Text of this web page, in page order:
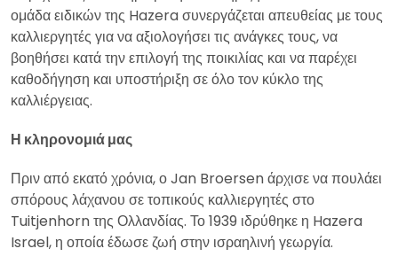
ομάδα ειδικών της Hazera συνεργάζεται απευθείας με τους
καλλιεργητές για να αξιολογήσει τις ανάγκες τους, να
βοηθήσει κατά την επιλογή της ποικιλίας και να παρέχει
καθοδήγηση και υποστήριξη σε όλο τον κύκλο της
καλλιέργειας.
Η κληρονομιά μας
Πριν από εκατό χρόνια, ο Jan Broersen άρχισε να πουλάει
σπόρους λάχανου σε τοπικούς καλλιεργητές στο
Tuitjenhorn της Ολλανδίας. Το 1939 ιδρύθηκε η Hazera
Israel, η οποία έδωσε ζωή στην ισραηλινή γεωργία.